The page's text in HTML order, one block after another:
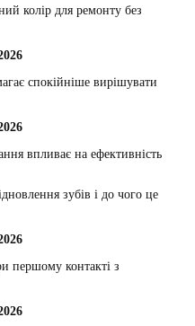
колір для ремонту без
спокійніше вирішувати
впливає на ефективність
зубів і до чого це
першому контакті з